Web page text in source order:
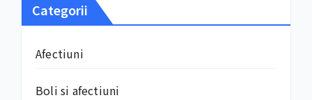
Categorii
Afectiuni
Boli si afectiuni